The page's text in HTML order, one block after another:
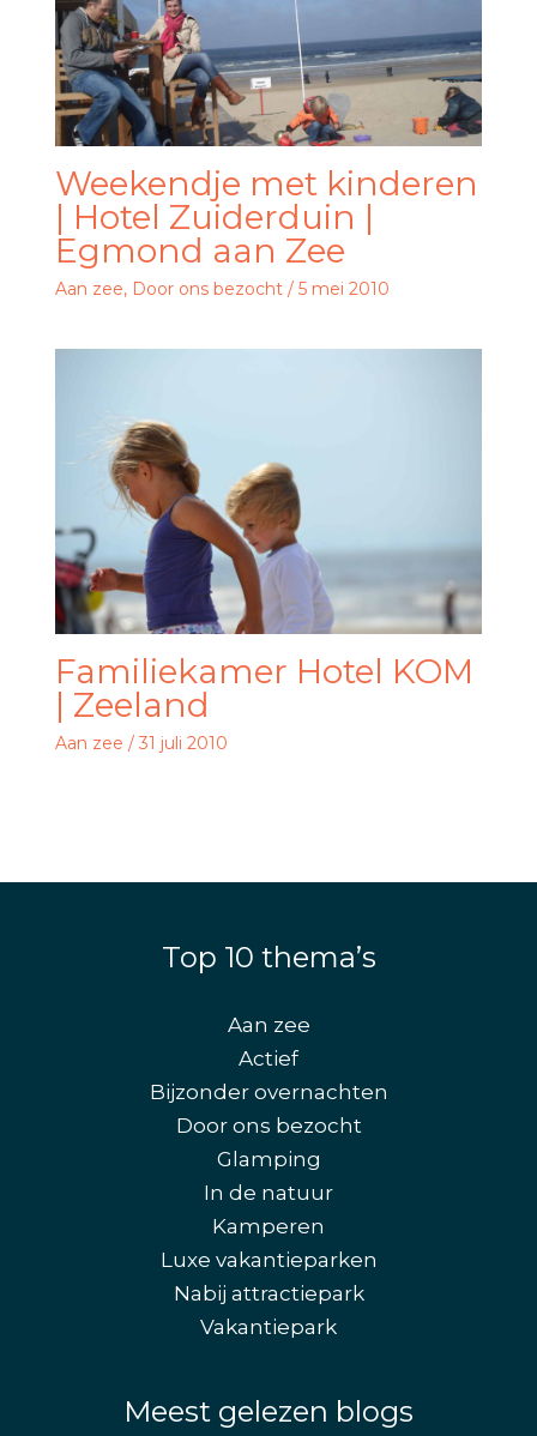
Weekendje met kinderen
| Hotel Zuiderduin |
Egmond aan Zee
Aan zee, Door ons bezocht/ 5 mei 2010
Familiekamer Hotel KOM
| Zeeland
Aan zee / 31 juli 2010
Top 10 thema’s
Aan zee
Actief
Bijzonder overnachten
Door ons bezocht
Glamping
In de natuur
Kamperen
Luxe vakantieparken
Nabij attractiepark
Vakantiepark
Meest gelezen blogs